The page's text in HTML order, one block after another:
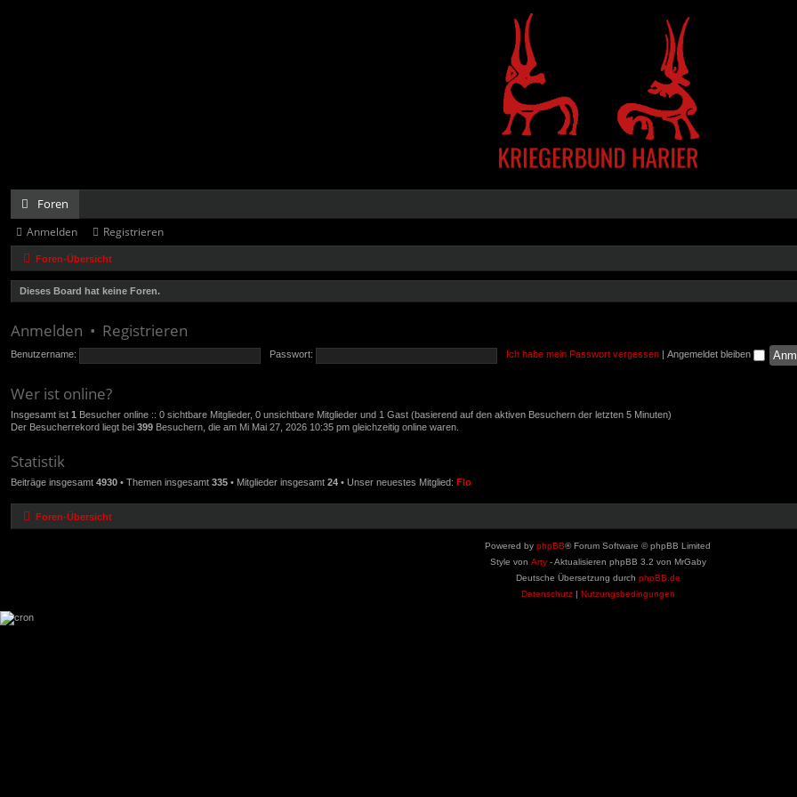
Foren
Anmelden Registrieren
Foren-Übersicht
Dieses Board hat keine Foren.
Anmelden • Registrieren
Benutzername: Passwort: Ich habe mein Passwort vergessen Angemeldet bleiben
Wer ist online?
Insgesamt ist 1 Besucher online :: 0 sichtbare Mitglieder, 0 unsichtbare Mitglieder und 1 Gast (basierend auf den aktiven Besuchern der letzten 5 Minuten)
Der Besucherrekord liegt bei 399 Besuchern, die am Mi Mai 27, 2026 10:35 pm gleichzeitig online waren.
Statistik
Beiträge insgesamt 4930 • Themen insgesamt 335 • Mitglieder insgesamt 24 • Unser neuestes Mitglied: Flo
Foren-Übersicht
Powered by phpBB® Forum Software © phpBB Limited
Style von Arty- Aktualisieren phpBB 3.2 von MrGaby
Deutsche Übersetzung durch phpBB.de
Datenschutz| Nutzungsbedingungen